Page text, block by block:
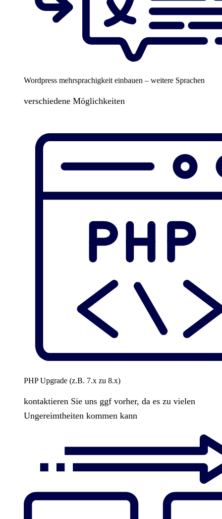
Wordpress mehrsprachigkeit einbauen – weitere Sprachen
verschiedene Möglichkeiten
PHP Upgrade (z.B. 7.x zu 8.x)
kontaktieren Sie uns ggf vorher, da es zu vielen
Ungereimtheiten kommen kann